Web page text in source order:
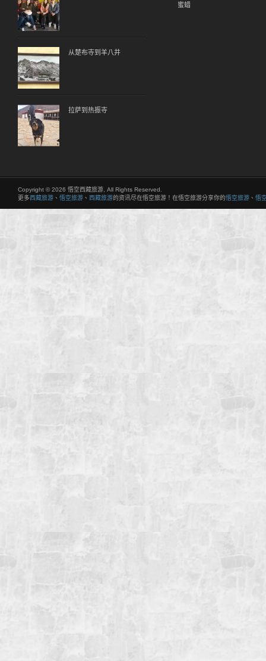
从楚布寺到羊八井
拉萨到热振寺
蜜蜡
Copyright © 2026 悟空西藏旅游, All Rights Reserved.
更多西藏旅游 、 悟空旅游 、 西藏旅游的资讯尽在悟空旅游！在悟空旅游分享你的悟空旅游 、 悟